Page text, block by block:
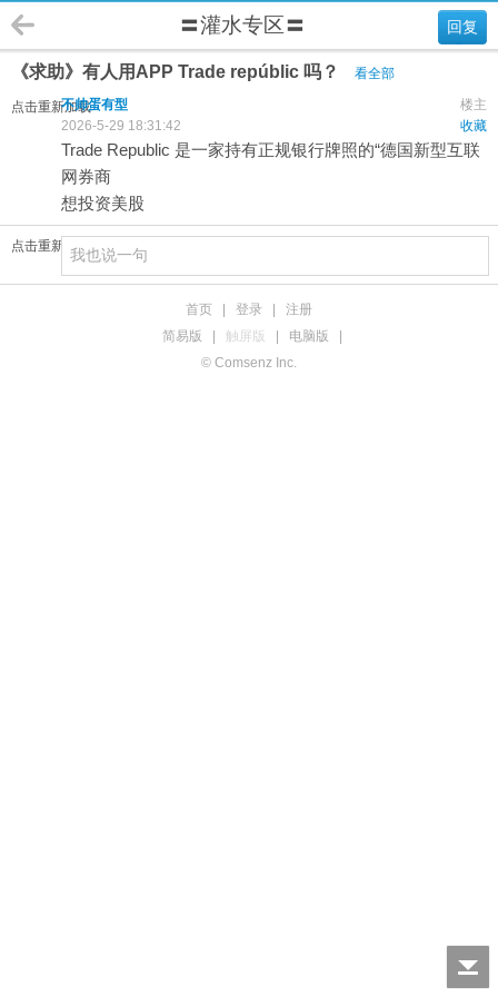
回复
〓灌水专区〓
《求助》有人用APP Trade repúblic 吗？ 看全部
点击重新加载 楼主
不帅蛋有型
收藏
2026-5-29 18:31:42
Trade Republic 是一家持有正规银行牌照的“德国新型互联
网券商
想投资美股
点击重新加载
首页 登录
注册
简易版
触屏版 电脑版
© Comsenz Inc.